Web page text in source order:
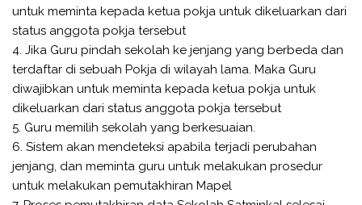
untuk meminta kepada ketua pokja untuk dikeluarkan dari
status anggota pokja tersebut
4. Jika Guru pindah sekolah ke jenjang yang berbeda dan
terdaftar di sebuah Pokja di wilayah lama. Maka Guru
diwajibkan untuk meminta kepada ketua pokja untuk
dikeluarkan dari status anggota pokja tersebut
5. Guru memilih sekolah yang berkesuaian.
6. Sistem akan mendeteksi apabila terjadi perubahan
jenjang, dan meminta guru untuk melakukan prosedur
untuk melakukan pemutakhiran Mapel